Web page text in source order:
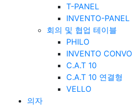
T-PANEL
INVENTO-PANEL
회의 및 협업 테이블
PHILO
INVENTO CONVO
C.A.T 10
C.A.T 10 연결형
VELLO
의자